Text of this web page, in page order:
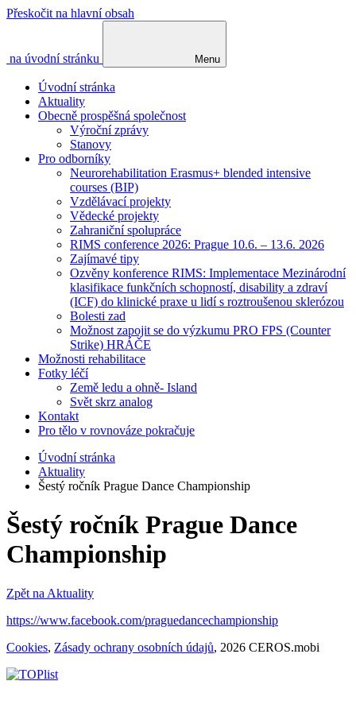
Přeskočit na hlavní obsah
na úvodní stránku Menu
Úvodní stránka
Aktuality
Obecně prospěšná společnost
Výroční zprávy
Stanovy
Pro odborníky
Neurorehabilitation Erasmus+ blended intensive
courses (BIP)
Vzdělávací projekty
Vědecké projekty
Zahraniční spolupráce
RIMS conference 2026: Prague 10.6. – 13.6. 2026
Zajímavé tipy
Ozvěny konference RIMS: Implementace Mezinárodní
klasifikace funkčních schopností, disability a zdraví
(ICF) do klinické praxe u lidí s roztroušenou sklerózou
Bolesti zad
Možnost zapojit se do výzkumu PRO FPS (Counter
Strike) HRÁČE
Možnosti rehabilitace
Fotky léčí
Země ledu a ohně- Island
Svět skrz analog
Kontakt
Pro tělo v rovnováze pokračuje
Úvodní stránka
Aktuality
Šestý ročník Prague Dance Championship
Šestý ročník Prague Dance
Championship
Zpět na Aktuality
https://www.facebook.com/praguedancechampionship
Cookies, Zásady ochrany osobních údajů, 2026 CEROS.mobi